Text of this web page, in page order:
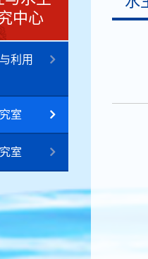
中心
利用
室
室